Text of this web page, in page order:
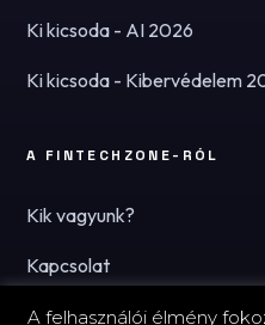
Ki kicsoda - AI 2026
Ki kicsoda - Kibervédelem
A FINTECHZONE-RÓL
Kik vagyunk?
Kapcsolat
Hírlevél
A felhasználói élmény